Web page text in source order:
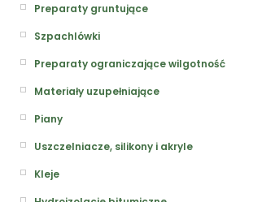
Preparaty gruntujące
Szpachlówki
Preparaty ograniczające wilgotność
Materiały uzupełniające
Piany
Uszczelniacze, silikony i akryle
Kleje